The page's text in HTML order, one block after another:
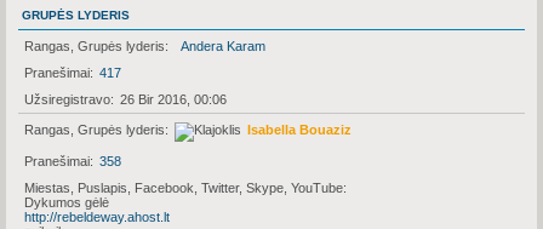
GRUPĖS LYDERIS
Rangas, Grupės lyderis
Andera Karam
Pranešimai
417
Užsiregistravo
26 Bir 2016, 00:06
Rangas, Grupės lyderis Isabella Bouaziz
Pranešimai
358
Miestas, Puslapis, Facebook, Twitter, Skype, YouTube
Dykumos gėlė
http://rebeldeway.ahost.lt